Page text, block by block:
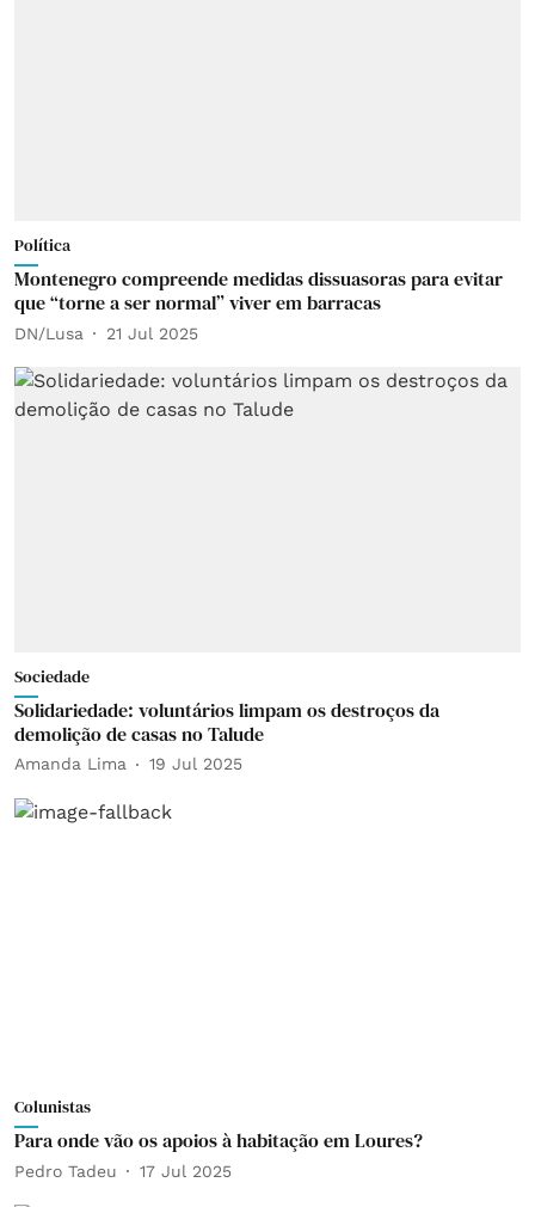
Política
Montenegro compreende medidas dissuasoras para evitar
que “torne a ser normal” viver em barracas
DN/Lusa 21 Jul 2025
Sociedade
Solidariedade: voluntários limpam os destroços da
demolição de casas no Talude
Amanda Lima 19 Jul 2025
Colunistas
Para onde vão os apoios à habitação em Loures?
Pedro Tadeu 17 Jul 2025